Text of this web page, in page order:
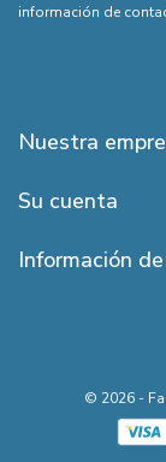
información de
Nuestra
Su cuenta
Información
© 2026 -